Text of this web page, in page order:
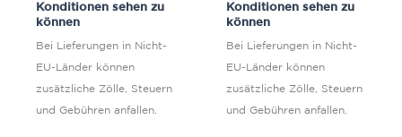
Konditionen sehen zu
können
Bei Lieferungen in Nicht-
EU-Länder können
zusätzliche Zölle, Steuern
und Gebühren anfallen.
Konditionen sehen zu
können
Bei Lieferungen in Nicht-
EU-Länder können
zusätzliche Zölle, Steuern
und Gebühren anfallen.